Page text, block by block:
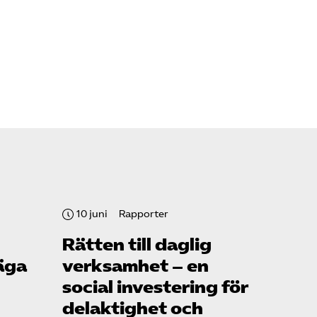
10 juni Rapporter
Rätten till daglig
verksamhet – en
social investering för
delaktighet och